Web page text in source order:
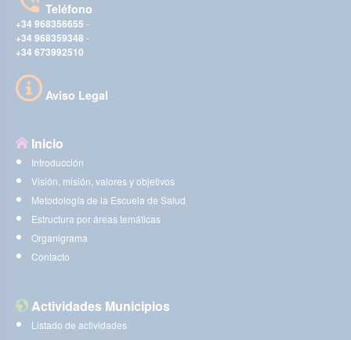
Teléfono
+34 968356655 -
+34 968359348 -
+34 673992510
Aviso Legal
Inicio
Introducción
Visión, misión, valores y objetivos
Metodología de la Escuela de Salud
Estructura por áreas temáticas
Organigrama
Contacto
Actividades Municipios
Listado de actividades